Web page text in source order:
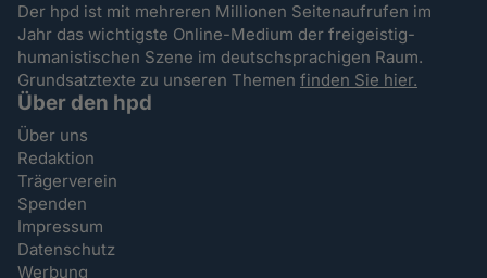
Der hpd ist mit mehreren Millionen Seitenaufrufen im
Jahr das wichtigste Online-Medium der freigeistig-
humanistischen Szene im deutschsprachigen Raum.
Grundsatztexte zu unseren Themenfinden Sie hier.
Über den hpd
Über uns
Redaktion
Trägerverein
Spenden
Impressum
Datenschutz
Werbung